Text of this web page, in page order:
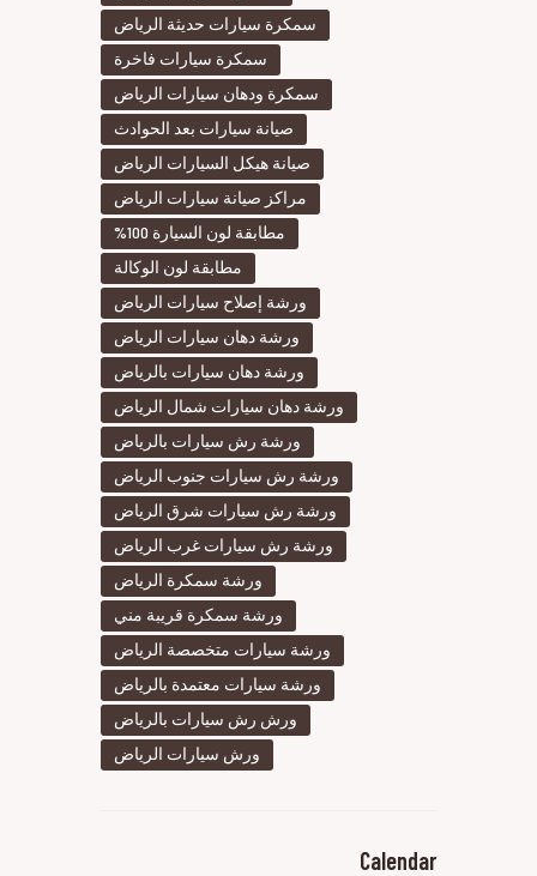
سمكرة سيارات حديثة الرياض
سمكرة سيارات فاخرة
سمكرة ودهان سيارات الرياض
صيانة سيارات بعد الحوادث
صيانة هيكل السيارات الرياض
مراكز صيانة سيارات الرياض
مطابقة لون السيارة 100%
مطابقة لون الوكالة
ورشة إصلاح سيارات الرياض
ورشة دهان سيارات الرياض
ورشة دهان سيارات بالرياض
ورشة دهان سيارات شمال الرياض
ورشة رش سيارات بالرياض
ورشة رش سيارات جنوب الرياض
ورشة رش سيارات شرق الرياض
ورشة رش سيارات غرب الرياض
ورشة سمكرة الرياض
ورشة سمكرة قريبة مني
ورشة سيارات متخصصة الرياض
ورشة سيارات معتمدة بالرياض
ورش رش سيارات بالرياض
ورش سيارات الرياض
Calendar